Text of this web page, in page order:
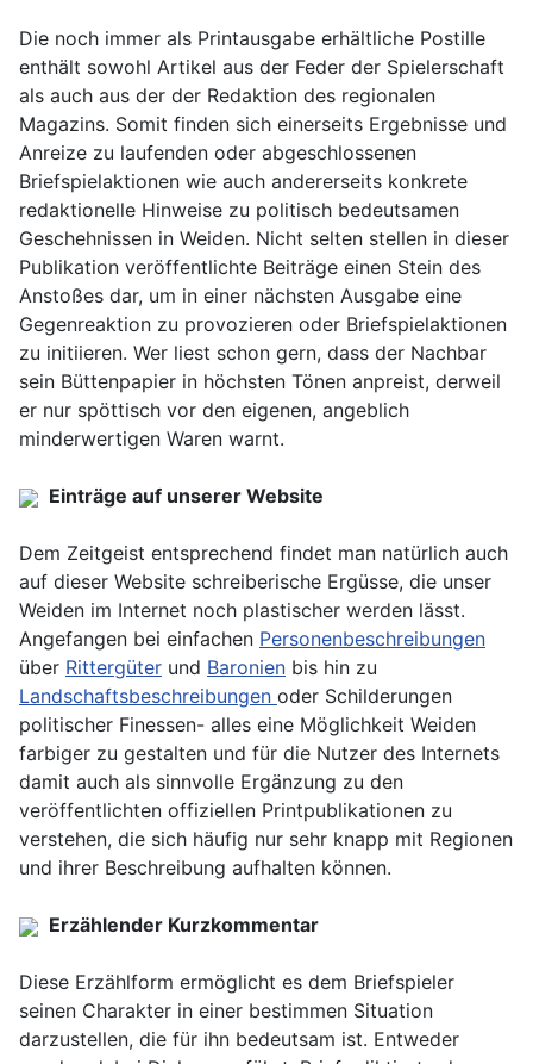
Die noch immer als Printausgabe erhältliche Postille
enthält sowohl Artikel aus der Feder der Spielerschaft
als auch aus der der Redaktion des regionalen
Magazins. Somit finden sich einerseits Ergebnisse und
Anreize zu laufenden oder abgeschlossenen
Briefspielaktionen wie auch andererseits konkrete
redaktionelle Hinweise zu politisch bedeutsamen
Geschehnissen in Weiden. Nicht selten stellen in dieser
Publikation veröffentlichte Beiträge einen Stein des
Anstoßes dar, um in einer nächsten Ausgabe eine
Gegenreaktion zu provozieren oder Briefspielaktionen
zu initiieren. Wer liest schon gern, dass der Nachbar
sein Büttenpapier in höchsten Tönen anpreist, derweil
er nur spöttisch vor den eigenen, angeblich
minderwertigen Waren warnt.
Einträge auf unserer Website
Dem Zeitgeist entsprechend findet man natürlich auch
auf dieser Website schreiberische Ergüsse, die unser
Weiden im Internet noch plastischer werden lässt.
Angefangen bei einfachen Personenbeschreibungen
über Rittergüter und Baronien bis hin zu
Landschaftsbeschreibungen oder Schilderungen
politischer Finessen- alles eine Möglichkeit Weiden
farbiger zu gestalten und für die Nutzer des Internets
damit auch als sinnvolle Ergänzung zu den
veröffentlichten offiziellen Printpublikationen zu
verstehen, die sich häufig nur sehr knapp mit Regionen
und ihrer Beschreibung aufhalten können.
Erzählender Kurzkommentar
Diese Erzählform ermöglicht es dem Briefspieler
seinen Charakter in einer bestimmen Situation
darzustellen, die für ihn bedeutsam ist. Entweder